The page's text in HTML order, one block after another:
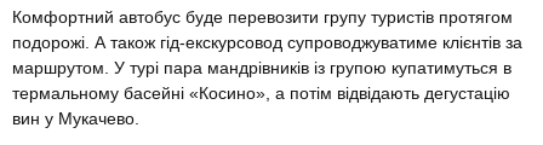
Комфортний автобус буде перевозити групу туристів протягом
подорожі. А також гід-екскурсовод супроводжуватиме клієнтів за
маршрутом. У турі пара мандрівників із групою купатимуться в
термальному басейні «Косино», а потім відвідають дегустацію
вин у Мукачево.